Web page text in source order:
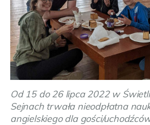
Od 15 do 26 lipca 2022 w
Sejnach trwała nieodpłatna
angielskiego dla gości/